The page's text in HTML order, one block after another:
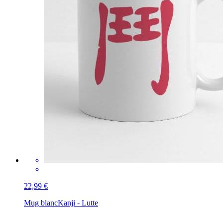
22,99 €
Mug blancKanji - Lutte